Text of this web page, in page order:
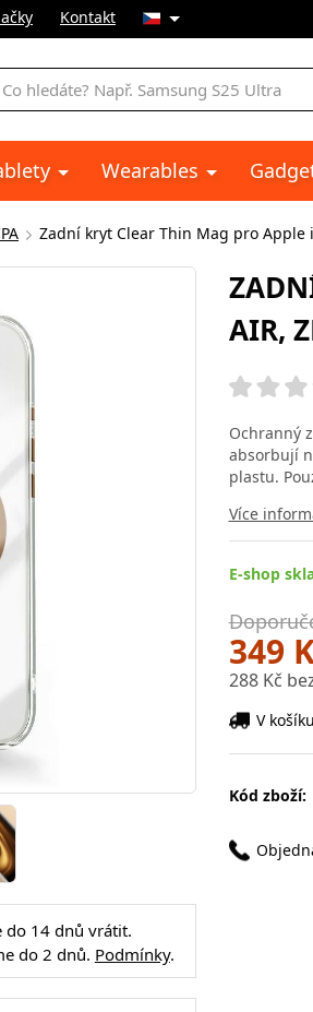
Kontakt
Wearables
Zadní kryt Clear Thin Mag pro Apple
do 14 dnů vrátit.
do 2 dnů. Podmínky.
AIR,
Ochranný
absorbují
plastu.
Více
E-shop
349
288 Kč
V
Kód zboží: